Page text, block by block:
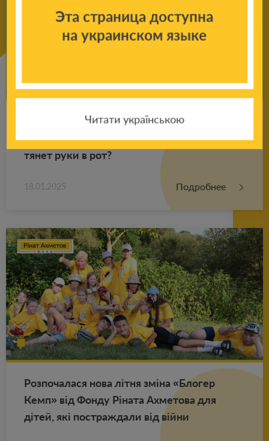
Со­ве­ты пси­хо­ло­га ро­ди­те­лям: что де­лать,
если ре­бе­нок по­сто­ян­но что-то гры­зет,
тянет руки в рот?
18.01.2025 Подробнее
Роз­по­ча­ла­ся нова літня зміна «Бло­гер
Кемп» від Фонду Ріната Ах­ме­то­ва для
дітей, які по­ст­раж­да­ли від війни
Эта страница доступна
на украинском языке
Читати українською